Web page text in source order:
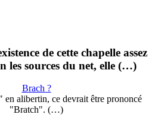
de cette chapelle assez
les sources du net, elle (…)
Brach ?
alibertin, ce devrait être prononcé
"Bratch". (…)